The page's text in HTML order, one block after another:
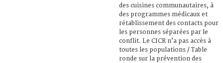
des cuisines communautaires, à
des programmes médicaux et
rétablissement des contacts pour
les personnes séparées par le
conflit. Le CICR n’a pas accès à
toutes les populations / Table
ronde sur la prévention des